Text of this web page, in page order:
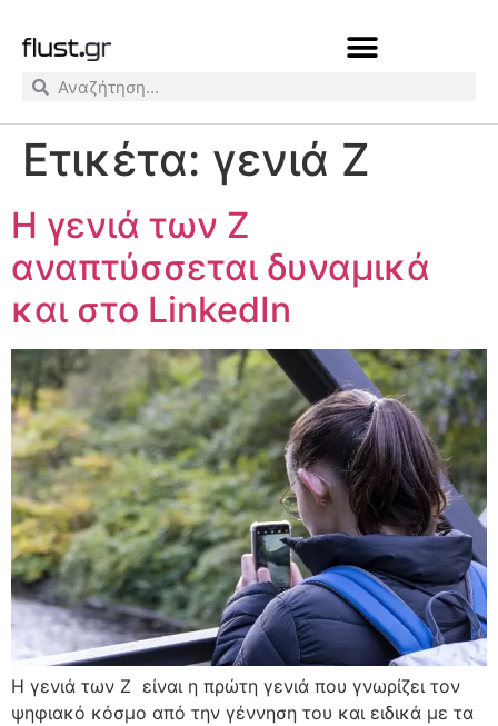
Ετικέτα: γενιά Z
Η γενιά των Z
αναπτύσσεται δυναμικά
και στο LinkedIn
Η γενιά των Z είναι η πρώτη γενιά που γνωρίζει τον
ψηφιακό κόσμο από την γέννηση του και ειδικά με τα